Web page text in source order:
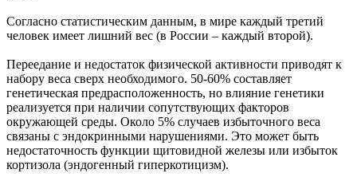
Согласно статистическим данным, в мире каждый третий
человек имеет лишний вес (в России – каждый второй).
Переедание и недостаток физической активности приводят к
набору веса сверх необходимого. 50-60% составляет
генетическая предрасположенность, но влияние генетики
реализуется при наличии сопутствующих факторов
окружающей среды. Около 5% случаев избыточного веса
связаны с эндокринными нарушениями. Это может быть
недостаточность функции щитовидной железы или избыток
кортизола (эндогенный гиперкотицизм).